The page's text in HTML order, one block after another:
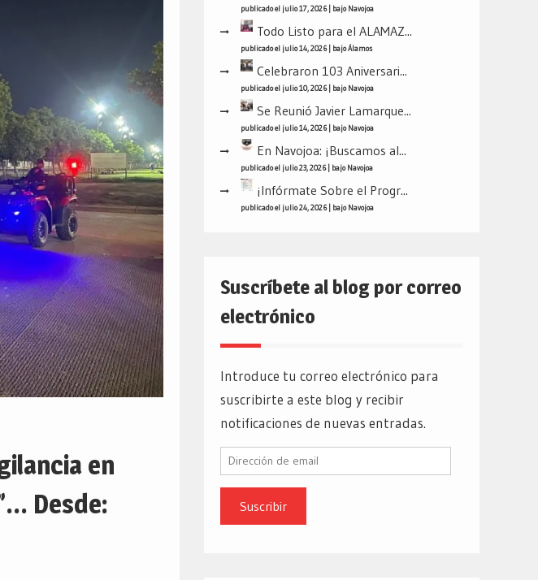
en
Desde:
publicado el julio 17, 2026| bajoNavojoa
Todo Listo para el ALAMAZ...
publicado el julio 14, 2026| bajoÁlamos
Celebraron 103 Aniversari...
publicado el julio 10, 2026| bajoNavojoa
Se Reunió Javier Lamarque...
publicado el julio 14, 2026| bajoNavojoa
En Navojoa: ¡Buscamos al...
publicado el julio 23, 2026| bajoNavojoa
¡Infórmate Sobre el Progr...
publicado el julio 24, 2026| bajoNavojoa
Suscríbete al blog por correo
electrónico
Introduce tu correo electrónico para
suscribirte a este blog y recibir
notificaciones de nuevas entradas.
Dirección
email